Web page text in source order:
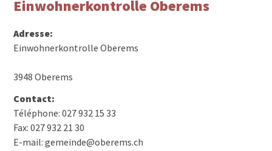
Einwohnerkontrolle Oberems
Adresse:
Einwohnerkontrolle Oberems
3948 Oberems
Contact:
Téléphone: 027 932 15 33
Fax: 027 932 21 30
E-mail: gemeinde@oberems.ch